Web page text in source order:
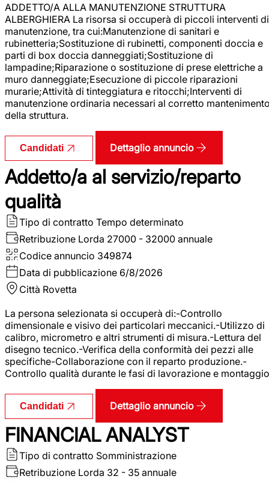
ADDETTO/A ALLA MANUTENZIONE STRUTTURA
ALBERGHIERA La risorsa si occuperà di piccoli interventi di
manutenzione, tra cui:Manutenzione di sanitari e
rubinetteria;Sostituzione di rubinetti, componenti doccia e
parti di box doccia danneggiati;Sostituzione di
lampadine;Riparazione o sostituzione di prese elettriche a
muro danneggiate;Esecuzione di piccole riparazioni
murarie;Attività di tinteggiatura e ritocchi;Interventi di
manutenzione ordinaria necessari al corretto
della struttura.
Candidati Dettaglio annuncio
Addetto/a al servizio/reparto
qualità
Tipo di contratto Tempo determinato
Retribuzione Lorda 27000 - 32000 annuale
Codice annuncio 349874
Data di pubblicazione 6/8/2026
Città Rovetta
La persona selezionata si occuperà di:-Controllo
dimensionale e visivo dei particolari meccanici.-Utilizzo di
calibro, micrometro e altri strumenti di misura.-Lettura del
disegno tecnico.-Verifica della conformità dei pezzi alle
specifiche-Collaborazione con il reparto produzione.-
Controllo qualità durante le fasi di lavorazione e
Candidati Dettaglio annuncio
FINANCIAL ANALYST
Tipo di contratto Somministrazione
Retribuzione Lorda 32 - 35 annuale